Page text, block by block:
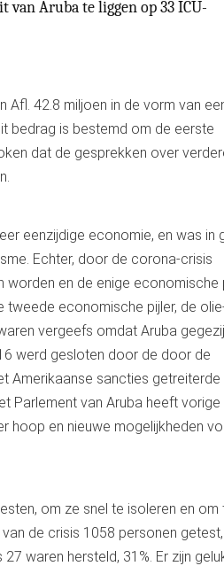
Aruba te liggen op 33 ICU-
Afl. 42.8 miljoen in de vorm van
bedrag is bestemd om de eerste
dat de gesprekken over
eenzijdige economie, en was in
Echter, door de corona-crisis
worden en de enige economische
tweede economische pijler, de
vergeefs omdat Aruba
werd gesloten door de door de
Amerikaanse sancties getreiterde
Parlement van Aruba heeft
hoop en nieuwe mogelijkheden
om ze snel te isoleren en om
de crisis 1058 personen
waren hersteld, 31%. Er zijn